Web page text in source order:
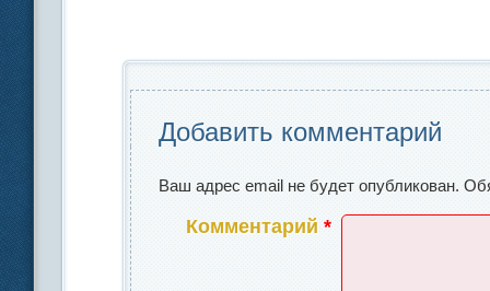
o
k
n
и
Добавить комментарий
Ваш адрес email не будет опубликован.
Комментарий*